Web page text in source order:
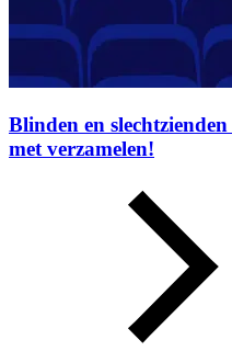
Blinden en
met verzamelen!